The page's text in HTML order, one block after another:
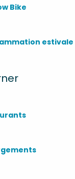
Bike
estivale